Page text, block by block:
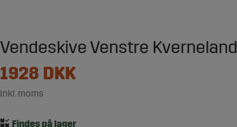
Vendeskive Venstre Kverneland
1928 DKK
Inkl. moms